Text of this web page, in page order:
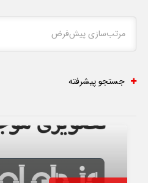
مرتب‌سازی پیش‌فرض
جستجو پیشرفته